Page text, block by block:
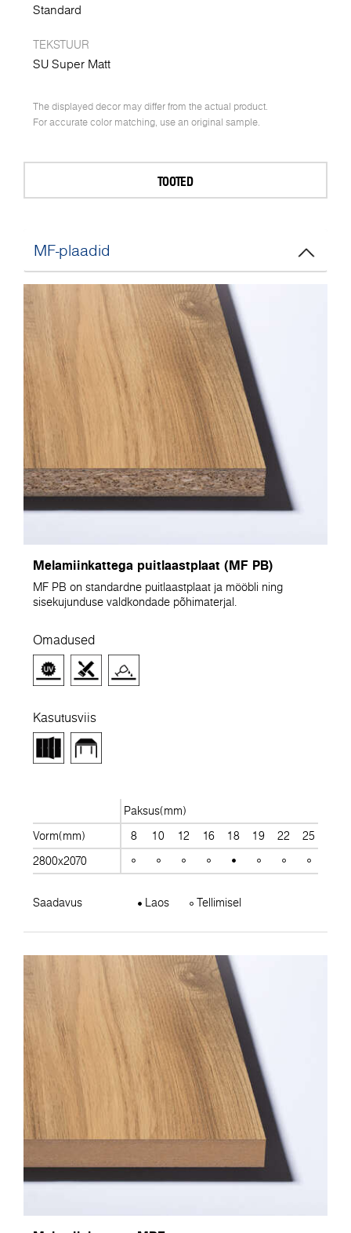
Standard
TEKSTUUR
SU Super Matt
The displayed decor may differ from the actual product.
For accurate color matching, use an original sample.
TOOTED
MF-plaadid
Melamiinkattega puitlaastplaat (MF PB)
MF PB on standardne puitlaastplaat ja mööbli ning
sisekujunduse valdkondade põhimaterjal.
Omadused
Kasutusviis
Paksus(mm)
Vorm(mm)
8 10 12 16 18 19 22 25
2800x2070
Saadavus Laos Tellimisel